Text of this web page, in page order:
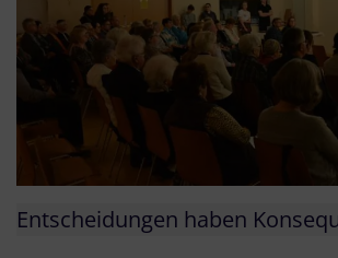
Entscheidungen haben